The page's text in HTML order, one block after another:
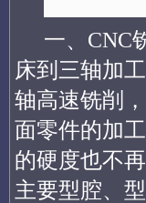
一、CNC
床到三轴加
轴高速铣削
面零件的加
的硬度也不
主要型腔、